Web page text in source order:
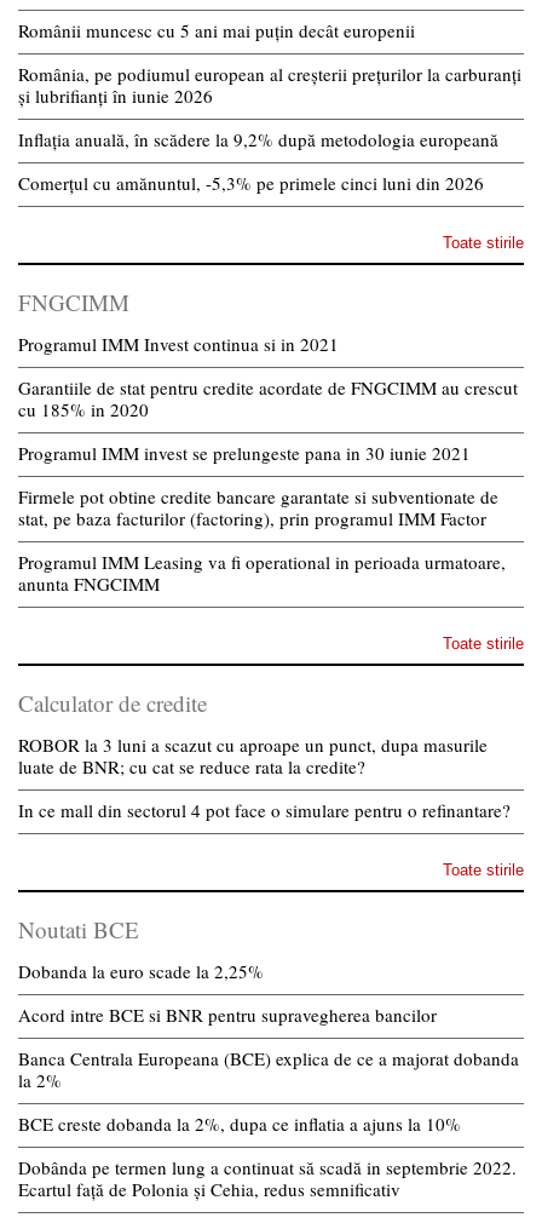
Românii muncesc cu 5 ani mai puțin decât europenii
România, pe podiumul european al creșterii prețurilor la carburanți
și lubrifianți în iunie 2026
Inflația anuală, în scădere la 9,2% după metodologia europeană
Comerțul cu amănuntul, -5,3% pe primele cinci luni din 2026
Toate stirile
FNGCIMM
Programul IMM Invest continua si in 2021
Garantiile de stat pentru credite acordate de FNGCIMM au crescut
cu 185% in 2020
Programul IMM invest se prelungeste pana in 30 iunie 2021
Firmele pot obtine credite bancare garantate si subventionate de
stat, pe baza facturilor (factoring), prin programul IMM Factor
Programul IMM Leasing va fi operational in perioada urmatoare,
anunta FNGCIMM
Toate stirile
Calculator de credite
ROBOR la 3 luni a scazut cu aproape un punct, dupa masurile
luate de BNR; cu cat se reduce rata la credite?
In ce mall din sectorul 4 pot face o simulare pentru o refinantare?
Toate stirile
Noutati BCE
Dobanda la euro scade la 2,25%
Acord intre BCE si BNR pentru supravegherea bancilor
Banca Centrala Europeana (BCE) explica de ce a majorat dobanda
la 2%
BCE creste dobanda la 2%, dupa ce inflatia a ajuns la 10%
Dobânda pe termen lung a continuat să scadă in septembrie 2022.
Ecartul față de Polonia și Cehia, redus semnificativ